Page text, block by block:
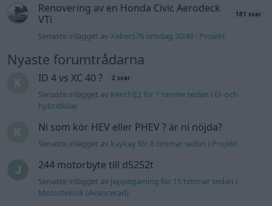
Renovering av en Honda Civic Aerodeck
VTi
181 svar
Senaste inlägget avXebers76 onsdag 20:48 i Projekt
Nyaste forumtrådarna
ID 4 vs XC 40 ? 2 svar
Senaste inlägget av KenthIJ2 för 1 timme sedan i El- och
hybridbilar
Ni som kör HEV eller PHEV ? är ni nöjda?
Senaste inlägget av kaykay för 8 timmar sedan i Projekt
244 motorbyte till d5252t
Senaste inlägget av Jeppegaming för 15 timmar sedan i
Motorteknik (Avancerad)